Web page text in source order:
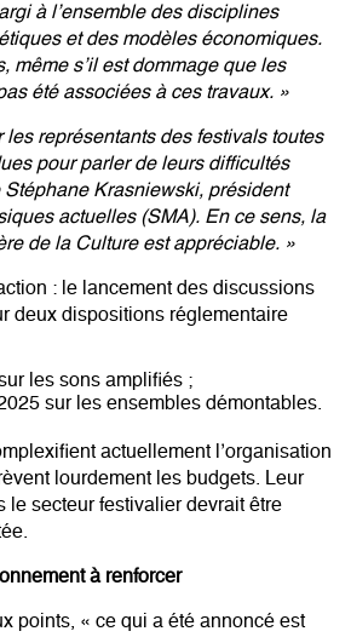
à l’ensemble des disciplines
et des modèles économiques.
même s’il est dommage que les
été associées à ces travaux. »
les représentants des festivals toutes
pour parler de leurs difficultés
Krasniewski, président
actuelles(SMA). En ce sens, la
de la Culture est appréciable. »
: le lancement des discussions
deux dispositions réglementaire
les sons amplifiés ;
sur les ensembles démontables.
actuellement l’organisation
lourdement les budgets. Leur
le secteur festivalier devrait être
à renforcer
points, « ce qui a été annoncé est